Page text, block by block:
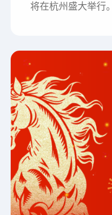
将在杭州盛大举行。